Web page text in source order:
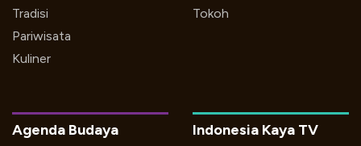
Tradisi
Pariwisata
Kuliner
Tokoh
Indonesia Kaya TV
Agenda Budaya